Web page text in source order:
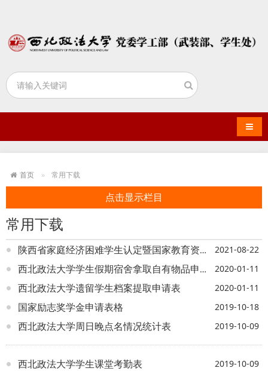
导航
首页 常用下载
点击显示栏目
常用下载
陕西省家庭经济困难学生认定暨国家教育资助申请表
2021-08-22
西北政法大学学生假期宿舍拿取自有物品申请表
2020-01-11
西北政法大学遗留学生档案提取申请表 2020-01-11
国家励志奖学金申请表格 2019-10-18
西北政法大学周日晚点名情况统计表 2019-10-09
西北政法大学学生课堂考勤表 2019-10-09